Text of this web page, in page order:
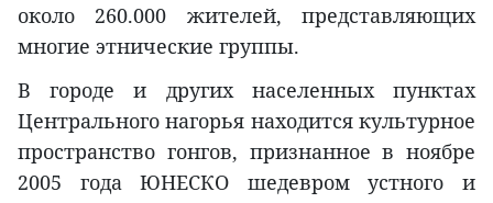
около 260.000 жителей, представляющих
многие этнические группы.
В городе и других населенных пунктах
Центрального нагорья находится культурное
пространство гонгов, признанное в ноябре
2005 года ЮНЕСКО шедевром устного и